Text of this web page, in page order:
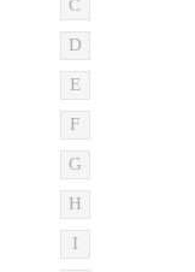
C
D
E
F
G
H
I